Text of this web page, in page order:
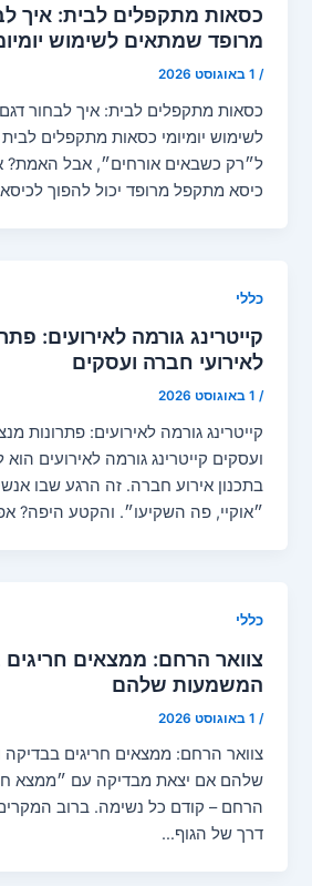
כסאות מתקפלים לבית: איך
מרופד שמתאים לשימוש
/ 1 באוגוסט 2026
כסאות מתקפלים לבית: איך לבחור
לשימוש יומיומי כסאות מתקפלים
ל״רק כשבאים אורחים״, אבל האמת?
כיסא מתקפל מרופד יכול להפוך
כללי
קייטרינג גורמה לאירועים:
לאירועי חברה ועסקים
/ 1 באוגוסט 2026
קייטרינג גורמה לאירועים: פתרונות
ועסקים קייטרינג גורמה לאירועים
בתכנון אירוע חברה. זה הרגע שבו
״אוקיי, פה השקיעו״. והקטע היפה?
כללי
צוואר הרחם: ממצאים
המשמעות שלהם
/ 1 באוגוסט 2026
צוואר הרחם: ממצאים חריגים
שלהם אם יצאת מבדיקה עם ״ממצא
הרחם – קודם כל נשימה. ברוב
דרך של הגוף…